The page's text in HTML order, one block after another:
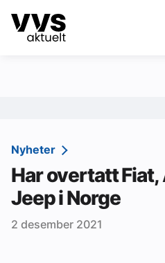
Kategorier
Sanitær
Ventilasjon
Varme og energi
Nyheter
Har overtatt Fiat,
Jeep i Norge
2 desember 2021